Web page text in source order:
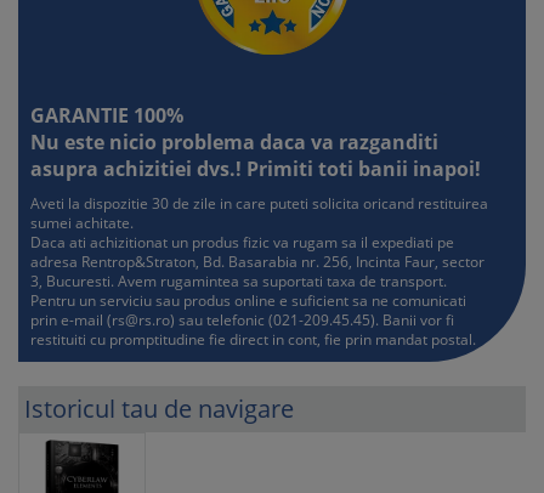
V. REGLEMENTAREA OPERATIUNILOR
3. Exceptia serviciilor de comunicatii electronice
4. Exceptia serviciilor media
5. Exceptia serviciilor juridice
6. S.E.A.P. utilizeaza licente C.O.T.S.
7. Registrul National de Publicitate Mobiliara
8. Platforme colaborative de transport
9. Sistemul national electronic de plata online
10. Portalul instantelor de judecata
11. Oficiul National al Registrului Comertului
12. S.U.M.A.L.
VI. BLOCKCHAIN & CRYPTOCOINS
1. Functiile hash
2. Blocurile inlantuite
GARANTIE 100%
Nu este nicio problema daca va razganditi
asupra achizitiei dvs.! Primiti toti banii inapoi!
Aveti la dispozitie 30 de zile in care puteti solicita oricand restituirea
sumei achitate.
Daca ati achizitionat un produs fizic va rugam sa il expediati pe
adresa Rentrop&Straton, Bd. Basarabia nr. 256, Incinta Faur, sector
3, Bucuresti. Avem rugamintea sa suportati taxa de transport.
Pentru un serviciu sau produs online e suficient sa ne comunicati
prin e-mail (rs@rs.ro) sau telefonic (021-209.45.45). Banii vor fi
restituiti cu promptitudine fie direct in cont, fie prin mandat postal.
Istoricul tau de navigare